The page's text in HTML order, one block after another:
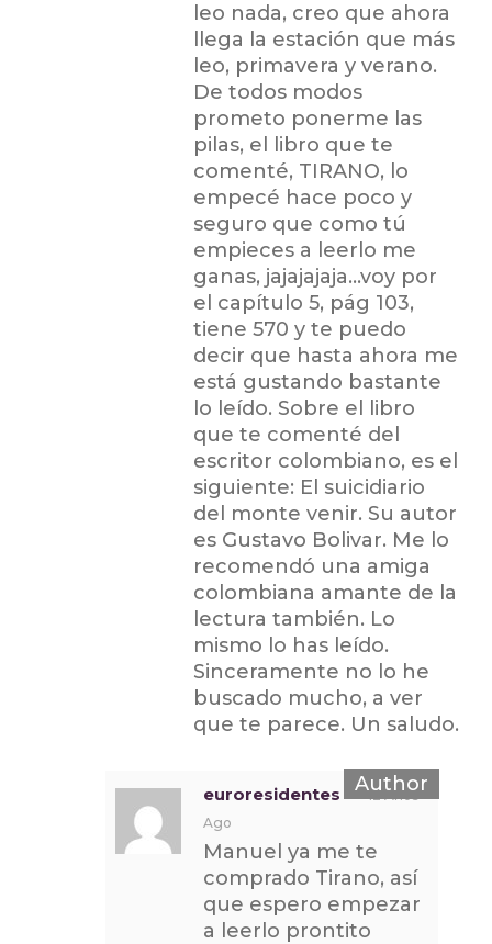
leo nada, creo que ahora
llega la estación que más
leo, primavera y verano.
De todos modos
prometo ponerme las
pilas, el libro que te
comenté, TIRANO, lo
empecé hace poco y
seguro que como tú
empieces a leerlo me
ganas, jajajajaja…voy por
el capítulo 5, pág 103,
tiene 570 y te puedo
decir que hasta ahora me
está gustando bastante
lo leído. Sobre el libro
que te comenté del
escritor colombiano, es el
siguiente: El suicidiario
del monte venir. Su autor
es Gustavo Bolivar. Me lo
recomendó una amiga
colombiana amante de la
lectura también. Lo
mismo lo has leído.
Sinceramente no lo he
buscado mucho, a ver
que te parece. Un saludo.
euroresidentes
12 Años
Ago
Manuel ya me te
comprado Tirano, así
que espero empezar
a leerlo prontito